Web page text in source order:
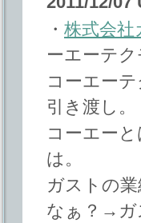
・ 株式会社
ーエーテ
コーエー
引き渡し。
コーエー
は。
ガストの
なぁ？→ガ